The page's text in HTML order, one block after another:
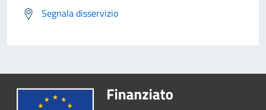
Segnala disservizio